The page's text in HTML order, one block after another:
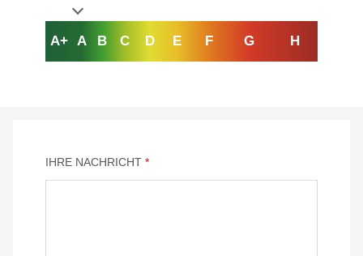
A+ A B C D E F G H
IHRE NACHRICHT *